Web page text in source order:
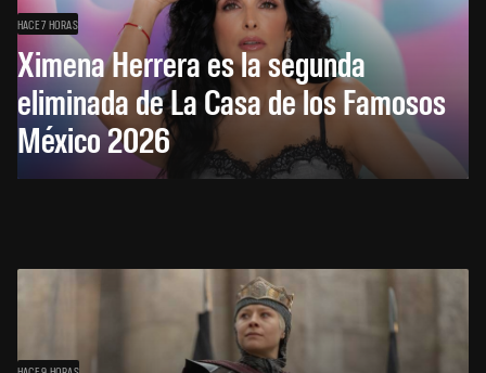
HACE 7 HORAS
Ximena Herrera es la segunda
eliminada de La Casa de los Famosos
México 2026